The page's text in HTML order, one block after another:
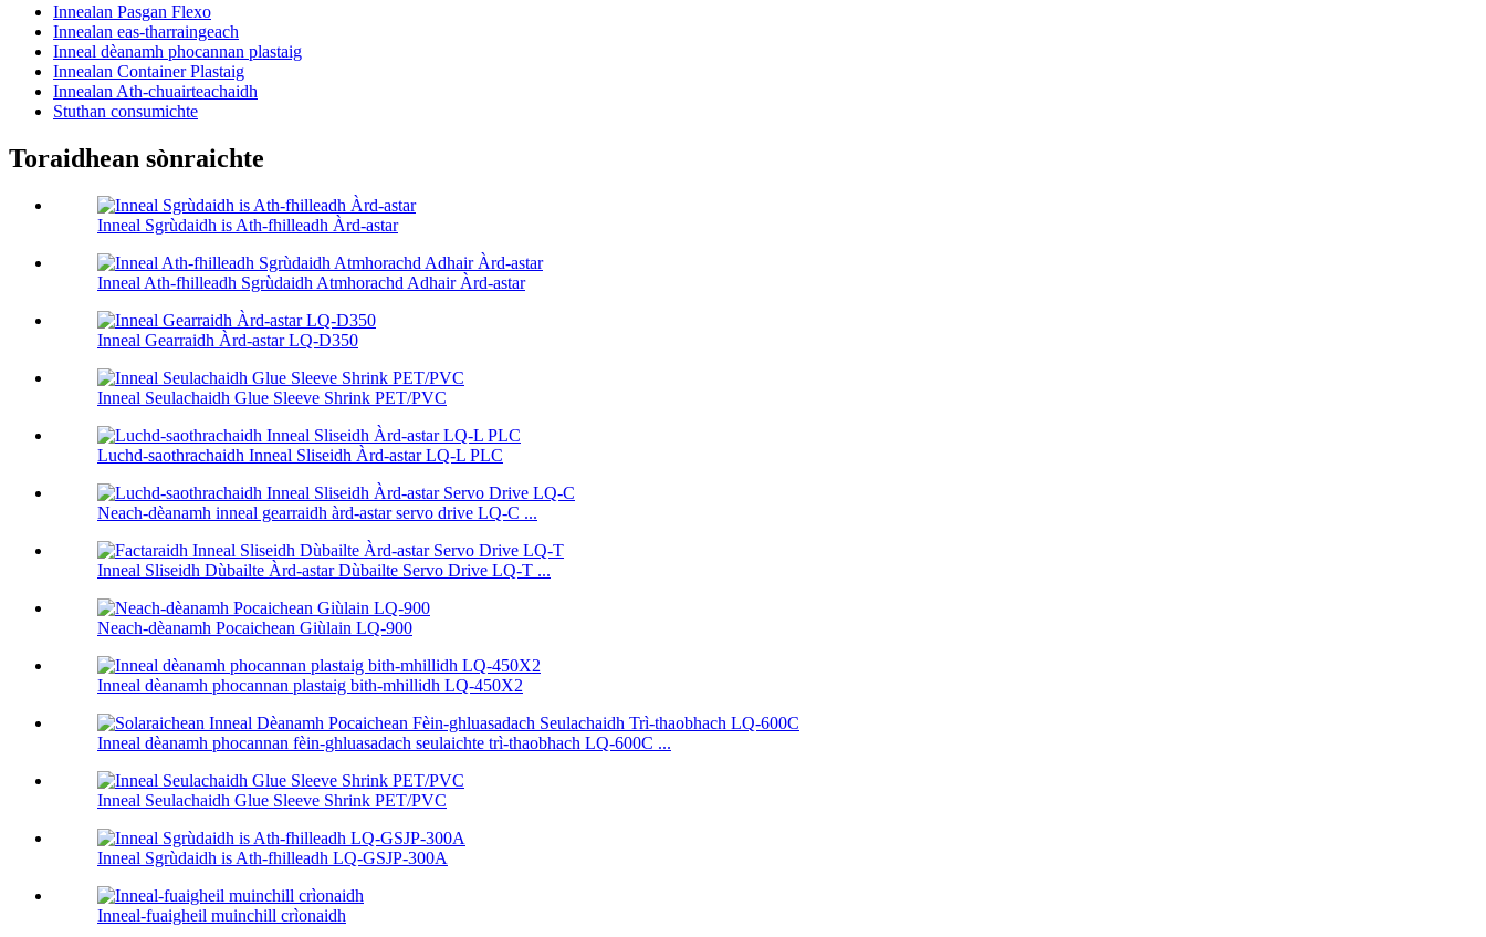
Innealan Pasgan Flexo
Innealan eas-tharraingeach
Inneal dèanamh phocannan plastaig
Innealan Container Plastaig
Innealan Ath-chuairteachaidh
Stuthan consumichte
Toraidhean sònraichte
Inneal Sgrùdaidh is Ath-fhilleadh Àrd-astar
Inneal Ath-fhilleadh Sgrùdaidh Atmhorachd Adhair Àrd-astar
Inneal Gearraidh Àrd-astar LQ-D350
Inneal Seulachaidh Glue Sleeve Shrink PET/PVC
Luchd-saothrachaidh Inneal Sliseidh Àrd-astar LQ-L PLC
Neach-dèanamh inneal gearraidh àrd-astar servo drive LQ-C ...
Inneal Sliseidh Dùbailte Àrd-astar Dùbailte Servo Drive LQ-T ...
Neach-dèanamh Pocaichean Giùlain LQ-900
Inneal dèanamh phocannan plastaig bith-mhillidh LQ-450X2
Inneal dèanamh phocannan fèin-ghluasadach seulaichte trì-thaobhach LQ-600C ...
Inneal Seulachaidh Glue Sleeve Shrink PET/PVC
Inneal Sgrùdaidh is Ath-fhilleadh LQ-GSJP-300A
Inneal-fuaigheil muinchill crìonaidh